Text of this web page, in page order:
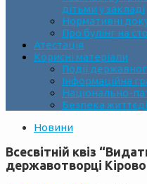
дітьми у закладі
Нормативні
Про булінг на
Атестація
Корисні матеріали
Події
Інформаційна
Національно-
Безпека
Новини
Всесвітній квіз
державотворці